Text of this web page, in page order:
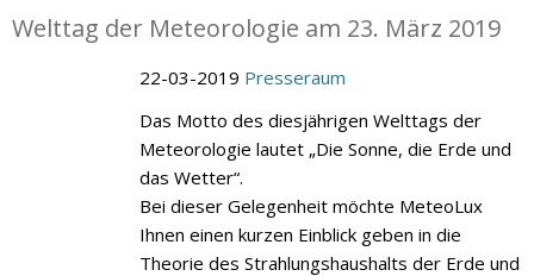
Welttag der Meteorologie am 23. März 2019
22-03-2019 Presseraum
Das Motto des diesjährigen Welttags der
Meteorologie lautet „Die Sonne, die Erde und
das Wetter“.
Bei dieser Gelegenheit möchte MeteoLux
Ihnen einen kurzen Einblick geben in die
Theorie des Strahlungshaushalts der Erde und